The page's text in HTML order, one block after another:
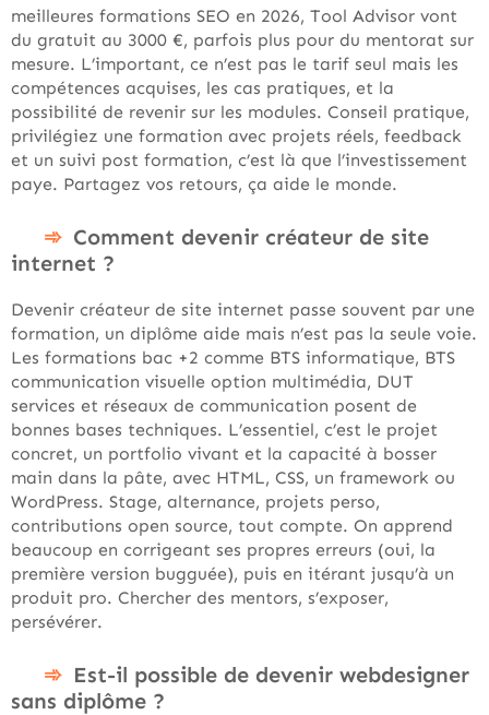
meilleures formations SEO en 2026, Tool Advisor vont
du gratuit au 3000 €, parfois plus pour du mentorat sur
mesure. L’important, ce n’est pas le tarif seul mais les
compétences acquises, les cas pratiques, et la
possibilité de revenir sur les modules. Conseil pratique,
privilégiez une formation avec projets réels, feedback
et un suivi post formation, c’est là que l’investissement
paye. Partagez vos retours, ça aide le monde.
Comment devenir créateur de site
internet ?
Devenir créateur de site internet passe souvent par une
formation, un diplôme aide mais n’est pas la seule voie.
Les formations bac +2 comme BTS informatique, BTS
communication visuelle option multimédia, DUT
services et réseaux de communication posent de
bonnes bases techniques. L’essentiel, c’est le projet
concret, un portfolio vivant et la capacité à bosser
main dans la pâte, avec HTML, CSS, un framework ou
WordPress. Stage, alternance, projets perso,
contributions open source, tout compte. On apprend
beaucoup en corrigeant ses propres erreurs (oui, la
première version bugguée), puis en itérant jusqu’à un
produit pro. Chercher des mentors, s’exposer,
persévérer.
Est-il possible de devenir webdesigner
sans diplôme ?